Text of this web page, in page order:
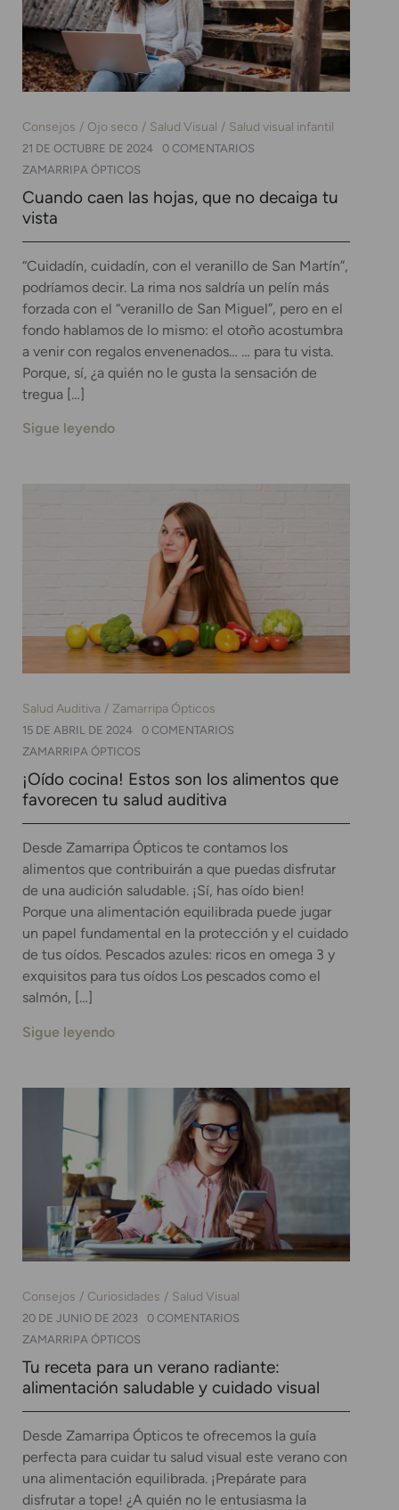
Consejos Ojo seco Salud Visual Salud visual infantil
21 DE OCTUBRE DE 2024
0 COMENTARIOS
ZAMARRIPA ÓPTICOS
Cuando caen las hojas, que no decaiga tu
vista
“Cuidadín, cuidadín, con el veranillo de San Martín”,
podríamos decir. La rima nos saldría un pelín más
forzada con el “veranillo de San Miguel”, pero en el
fondo hablamos de lo mismo: el otoño acostumbra
a venir con regalos envenenados… … para tu vista.
Porque, sí, ¿a quién no le gusta la sensación de
tregua […]
Sigue leyendo
Salud Auditiva Zamarripa Ópticos
15 DE ABRIL DE 2024
0 COMENTARIOS
ZAMARRIPA ÓPTICOS
¡Oído cocina! Estos son los alimentos que
favorecen tu salud auditiva
Desde Zamarripa Ópticos te contamos los
alimentos que contribuirán a que puedas disfrutar
de una audición saludable. ¡Sí, has oído bien!
Porque una alimentación equilibrada puede jugar
un papel fundamental en la protección y el cuidado
de tus oídos. Pescados azules: ricos en omega 3 y
exquisitos para tus oídos Los pescados como el
salmón, […]
Sigue leyendo
Consejos Curiosidades Salud Visual
20 DE JUNIO DE 2023
0 COMENTARIOS
ZAMARRIPA ÓPTICOS
Tu receta para un verano radiante:
alimentación saludable y cuidado visual
Desde Zamarripa Ópticos te ofrecemos la guía
perfecta para cuidar tu salud visual este verano con
una alimentación equilibrada. ¡Prepárate para
disfrutar a tope! ¿A quién no le entusiasma la